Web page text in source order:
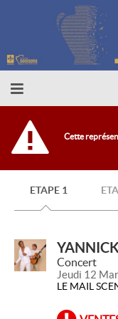
Accueil
officiel
Cette
ETAPE 1
Concert
Jeudi 12
LE MAIL